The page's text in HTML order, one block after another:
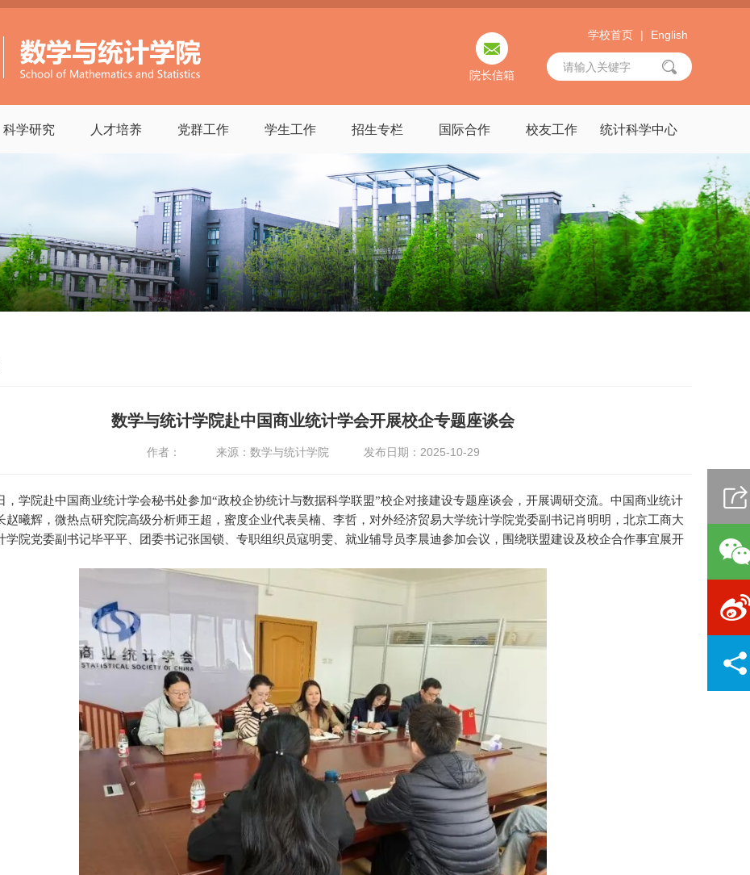
学校首页 | English
院长信箱
科学研究 人才培养 党群工作 学生工作 招生专栏 国际合作 校友工作 统计科学中心
数学与统计学院赴中国商业统计学会开展校企专题座谈会
作者： 来源：数学与统计学院 发布日期：2025-10-29
，学院赴中国商业统计学会秘书处参加“政校企协统计与数据科学联盟”校企对接建设专题座谈会，开展调研交流。中国商业统计
赵曦辉，微热点研究院高级分析师王超，蜜度企业代表吴楠、李哲，对外经济贸易大学统计学院党委副书记肖明明，北京工商大
学院党委副书记毕平平、团委书记张国锁、专职组织员寇明雯、就业辅导员李晨迪参加会议，围绕联盟建设及校企合作事宜展开